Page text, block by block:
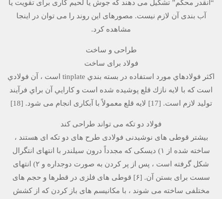
“آنقدر محکم” تشکیل می دهند که جوش یا لحیم کاری برای تقویت یا
آب بندی آن لازم نیست. مصورهای این روند را می توان در اینجا
مشاهده کرد.
طراحی و ساخت
فولاد برای ساخت
اكثر فولادهاي مورد استفاده در بسته بندي tinplate است ، آن فولادي
است كه با لايه نازك قلع پوشيده شده است و كارايي آن براي فرآيند
توليد لازم است. [17] لایه قلع معمولاً با آبکاری انجام می شود. [18]
فولاد دو تکه می تواند طراحی کند
بیشتر قوطی های نوشیدنی فولادی طرح های دو تکه ای هستند ،
ساخته شده از ۱) دیسکی که مجدداً درون سیلندر با انتهای انتگرال
شکل گرفته است ، پس از پر کردن به صورت دوجداره و ۲) انتهای
سست برای بستن آن. [۶] قوطی های فلزی در قطرها و حجم های
مختلفی ساخته می شوند ، با مکانیسم های باز کردن که از کشش